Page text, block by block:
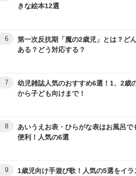
きな絵本12選
6
第一次反抗期「魔の2歳児」とは？ど
ある？どう対応する？
7
幼児雑誌人気のおすすめ6選！1、2歳
から子ども向けまで！
8
あいうえお表・ひらがな表はお風呂で
便利！人気の6選
9
1歳児向け手遊び歌！人気の5選をイ